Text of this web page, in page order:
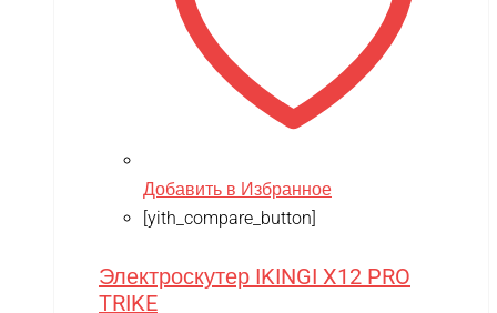
Добавить в Избранное
[yith_compare_button]
Электроскутер IKINGI X12 PRO
TRIKE